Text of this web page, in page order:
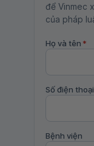
để Vinmec
của pháp
Họ và tên *
Số điện thoại
Bệnh viện